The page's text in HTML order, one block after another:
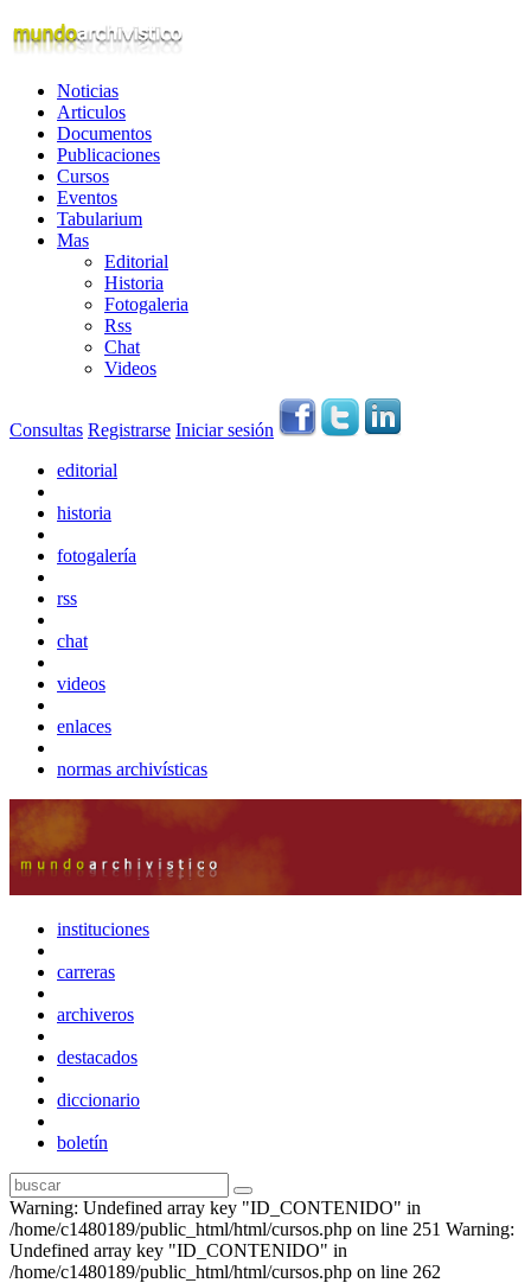
Noticias
Articulos
Documentos
Publicaciones
Cursos
Eventos
Tabularium
Mas
Editorial
Historia
Fotogaleria
Rss
Chat
Videos
Consultas Registrarse Iniciar sesión
editorial
historia
fotogalería
rss
chat
videos
enlaces
normas archivísticas
instituciones
carreras
archiveros
destacados
diccionario
boletín
Warning: Undefined array key "ID_CONTENIDO" in
/home/c1480189/public_html/html/cursos.php on line 251 Warning:
Undefined array key "ID_CONTENIDO" in
/home/c1480189/public_html/html/cursos.php on line 262